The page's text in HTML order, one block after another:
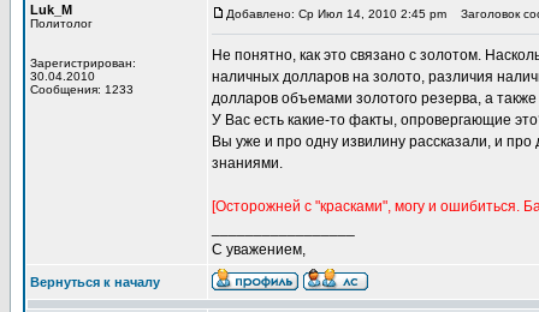
Luk_M
Политолог
Зарегистрирован:
30.04.2010
Сообщения: 1233
Добавлено: Ср Июл 14, 2010 2:45 pm Заголовок
Не понятно, как это связано с золотом.
наличных долларов на золото, различия
долларов объемами золотого резерва, а
У Вас есть какие-то факты, опровергающие
Вы уже и про одну извилину рассказали, и
знаниями.
[Осторожней с "красками", могу и ошибиться.
С уважением,
Вернуться к началу